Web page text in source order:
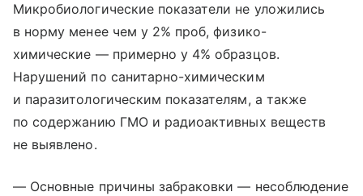
Микробиологические показатели не уложились
в норму менее чем у 2% проб, физико-
химические — примерно у 4% образцов.
Нарушений по санитарно-химическим
и паразитологическим показателям, а также
по содержанию ГМО и радиоактивных веществ
не выявлено.
— Основные причины забраковки — несоблюдение